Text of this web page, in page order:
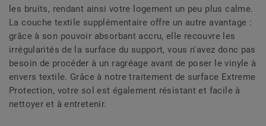
les bruits, rendant ainsi votre logement un peu plus calme.
La couche textile supplémentaire offre un autre avantage :
grâce à son pouvoir absorbant accru, elle recouvre les
irrégularités de la surface du support, vous n'avez donc pas
besoin de procéder à un ragréage avant de poser le vinyle à
envers textile. Grâce à notre traitement de surface Extreme
Protection, votre sol est également résistant et facile à
nettoyer et à entretenir.